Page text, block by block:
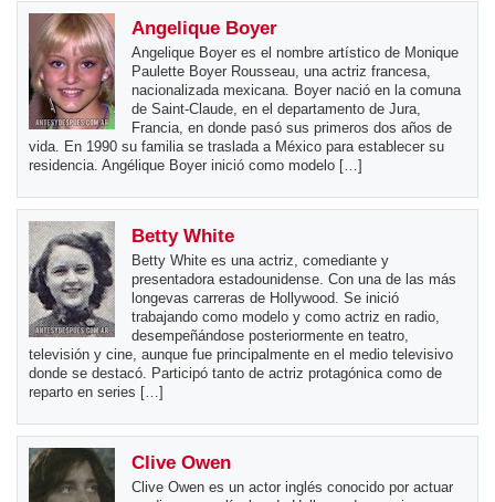
Angelique Boyer
Angelique Boyer es el nombre artístico de Monique
Paulette Boyer Rousseau, una actriz francesa,
nacionalizada mexicana. Boyer nació en la comuna
de Saint-Claude, en el departamento de Jura,
Francia, en donde pasó sus primeros dos años de
vida. En 1990 su familia se traslada a México para establecer su
residencia. Angélique Boyer inició como modelo […]
Betty White
Betty White es una actriz, comediante y
presentadora estadounidense. Con una de las más
longevas carreras de Hollywood. Se inició
trabajando como modelo y como actriz en radio,
desempeñándose posteriormente en teatro,
televisión y cine, aunque fue principalmente en el medio televisivo
donde se destacó. Participó tanto de actriz protagónica como de
reparto en series […]
Clive Owen
Clive Owen es un actor inglés conocido por actuar